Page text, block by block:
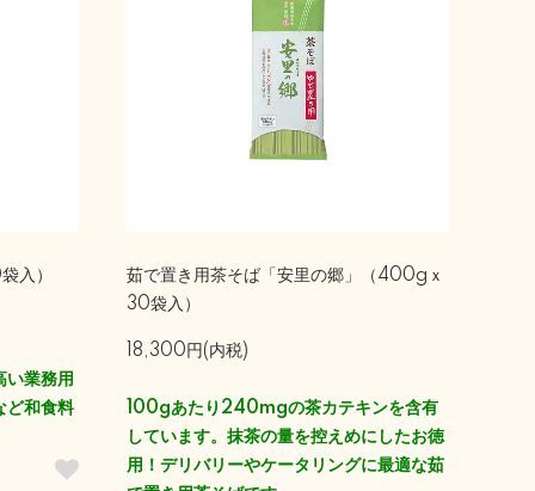
入）
い業務用
ど和食料
茹で置き用茶そば「安里の郷」（400gｘ
30袋入）
18,300円(内税)
100gあたり240mgの茶カテキンを含有
しています。抹茶の量を控えめにしたお徳
用！デリバリーやケータリングに最適な茹